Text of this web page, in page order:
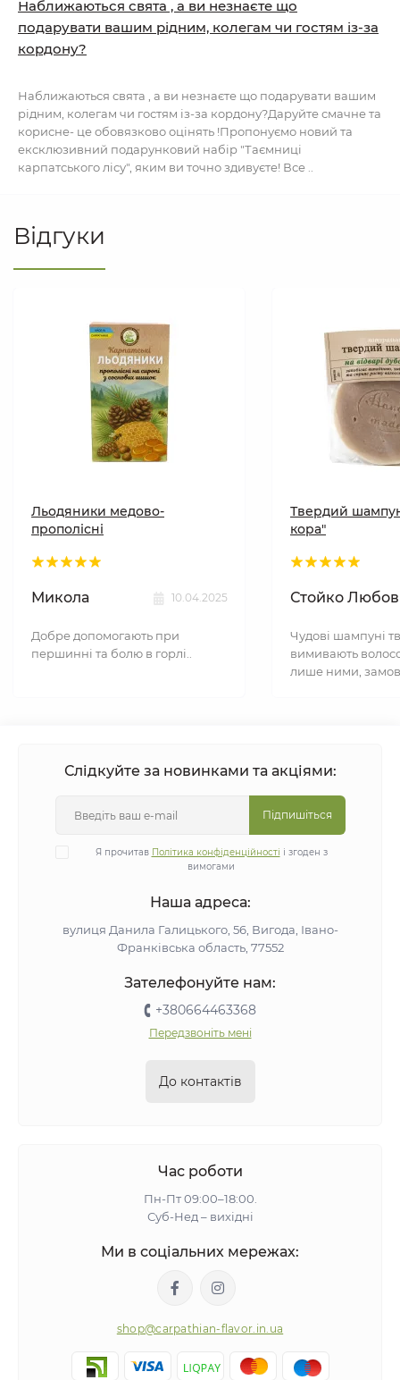
Наближаються свята , а ви незнаєте що
подарувати вашим рідним, колегам чи гостям із-за
кордону?
Наближаються свята , а ви незнаєте що подарувати вашим
рідним, колегам чи гостям із-за кордону?Даруйте смачне та
корисне- це обовязково оцінять !Пропонуємо новий та
ексклюзивний подарунковий набір "Таємниці
карпатського лісу", яким ви точно здивуєте! Все ..
Відгуки
Льодяники медово-
прополісні
Микола 10.04.2025
Добре допомогають при
першинні та болю в горлі..
Твердий
кора"
Стойко Любов
Чудові шампуні
вимивають
лише ними,
Слідкуйте за новинками та акціями:
Підпишіться
Я прочитав Політика конфіденційності і згоден з
вимогами
Наша адреса:
вулиця Данила Галицького, 56, Вигода, Івано-
Франківська область, 77552
Зателефонуйте нам:
+380664463368
Передзвоніть мені
До контактів
Час роботи
Пн-Пт 09:00–18:00.
Суб-Нед – вихідні
Ми в соціальних мережах:
shop@carpathian-flavor.in.ua